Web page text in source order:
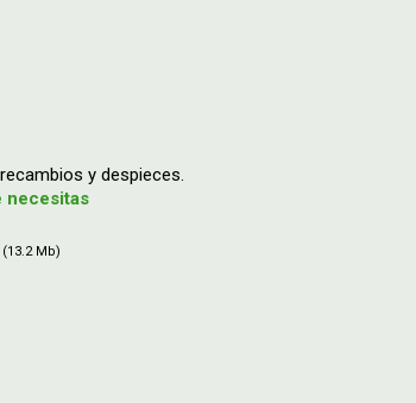
y despieces.
necesitas
(13.2 Mb)